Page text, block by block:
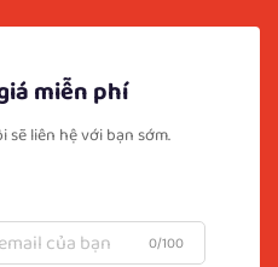
miễn phí
liên hệ với bạn sớm.
0/100